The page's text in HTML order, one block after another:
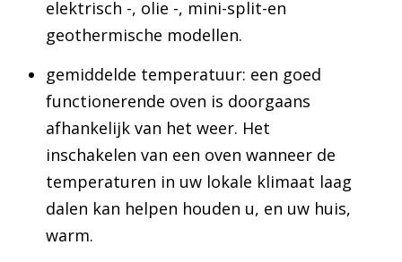
elektrisch -, olie -, mini-split-en
geothermische modellen.
gemiddelde temperatuur: een goed
functionerende oven is doorgaans
afhankelijk van het weer. Het
inschakelen van een oven wanneer de
temperaturen in uw lokale klimaat laag
dalen kan helpen houden u, en uw huis,
warm.